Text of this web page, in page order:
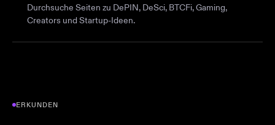
Durchsuche Seiten zu DePIN, DeSci, BTCFi, Gaming,
Creators und Startup-Ideen.
ERKUNDEN